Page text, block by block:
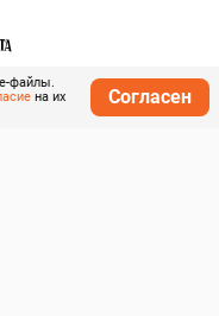
файлы.
на их
Согласен